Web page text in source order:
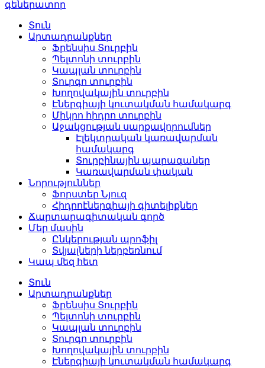
Տուն
Արտադրանքներ
Ֆրենսիս Տուրբին
Պելտոնի տուրբին
Կապլան տուրբին
Տուրգո տուրբին
Խողովակային տուրբին
Էներգիայի կուտակման համակարգ
Միկրո հիդրո տուրբին
Աջակցության սարքավորումներ
Էլեկտրական կառավարման
համակարգ
Տուրբինային պարագաներ
Կառավարման փական
Նորություններ
Ֆորստեր Նյուզ
Հիդրոէներգիայի գիտելիքներ
Ճարտարագիտական ​​​​գործ
Մեր մասին
Ընկերության պրոֆիլ
Տվյալների ներբեռնում
Կապ մեզ հետ
Տուն
Արտադրանքներ
Ֆրենսիս Տուրբին
Պելտոնի տուրբին
Կապլան տուրբին
Տուրգո տուրբին
Խողովակային տուրբին
Էներգիայի կուտակման համակարգ